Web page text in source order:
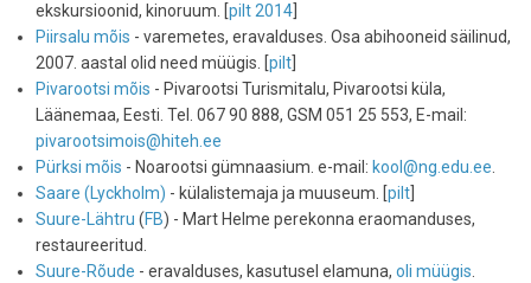
ekskursioonid, kinoruum. [pilt 2014
Piirsalu mõis - varemetes, eravalduses. Osa abihooneid säilinud,
2007. aastal olid need müügis. [pilt
Pivarootsi mõis - Pivarootsi Turismitalu, Pivarootsi küla,
Läänemaa, Eesti. Tel. 067 90 888, GSM 051 25 553, E-mail:
pivarootsimois@hiteh.ee
Pürksi mõis - Noarootsi gümnaasium. e-mail: kool@ng.edu.ee.
Saare (Lyckholm) - külalistemaja ja muuseum. [pilt
Suure-Lähtru (FB) - Mart Helme perekonna eraomanduses,
restaureeritud.
Suure-Rõude - eravalduses, kasutusel elamuna, oli müügis.